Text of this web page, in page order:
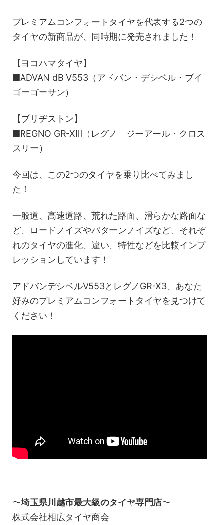
プレミアムコンフォートタイヤを代表する2つの
タイヤの新商品が、同時期に発売されました！
【ヨコハマタイヤ】
■ADVAN dB V553（アドバン・デシベル・ブイ
ゴーゴーサン）
【ブリヂストン】
■REGNO GR-XⅢ（レグノ ジーアール・クロス
スリー）
今回は、この2つのタイヤを乗り比べてみまし
た！
一般道、高速道路、荒れた路面、滑らかな路面な
ど、ロードノイズやパターンノイズなど、それぞ
れのタイヤの進化、違い、特性などを比較インプ
レッションしています！
アドバンデシベルV553とレグノGR-X3、あなた
好みのプレミアムコンフォートタイヤを見つけて
ください！
〜埼玉県川越市最大級のタイヤ専門店〜
株式会社相広タイヤ商会